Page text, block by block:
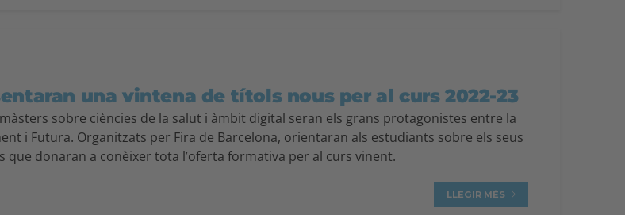
una vintena de títols nous per al curs 2022-23
sobre ciències de la salut i àmbit digital seran els grans protagonistes entre la
i Futura. Organitzats per Fira de Barcelona, orientaran als estudiants sobre els seus
donaran a conèixer tota l’oferta formativa per al curs vinent.
LLEGIR MÉS